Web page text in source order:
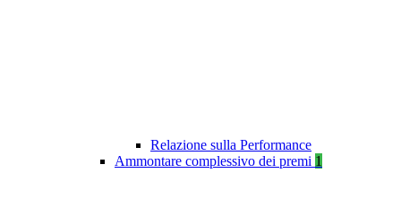
Relazione sulla Performance
Ammontare complessivo dei premi 1